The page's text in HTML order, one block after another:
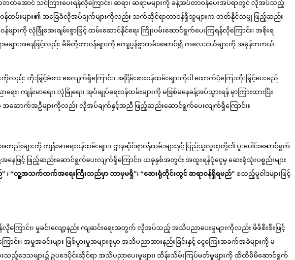
တ်အောင် သင်ကြားပေးရန်လိုကြောင်း၊ ဆရာ၊ ဆရာမများကို ခန့်အပ်တာဝန်ပေးအပ်ရာတွင် လိုအပ်သည့်
ာဝန်ထမ်းများ၏ အခြေခံလိုအပ်ချက်များကိုလည်း သက်ဆိုင်ရာတာဝန်ရှိသူများက တတ်နိုင်သမျှ ဖြည့်ဆည်း
ားကို လုံခြုံအေးချမ်းစွာဖြင့် ထမ်းဆောင်နိုင်ရေး ကြိုးပမ်းဆောင်ရွက်ပေးကြရန်လိုကြောင်း၊ အစိုးရ
မများအနေဖြင့်လည်း မိမိတို့တာဝန်များကို ကျေပွန်စွာထမ်းဆောင်၍ ကလေးငယ်များကို အမှန်တကယ်
းမြှင့်ခံစား စေလျက်ရှိကြောင်း၊ အငြိမ်းစားဝန်ထမ်းများကိုပါ ထောက်ပံ့ကြေးတိုးမြှင့်ပေးမည်
းမာရေး၊ လုံခြုံရေး၊ အုပ်ချုပ်ရေးဝန်ထမ်းများကို မဖြစ်မနေခန့်အပ်သွားရန် မှာကြားထားပြီး
ာ အဆောက်အဦများကိုလည်း လိုအပ်ချက်နှင့်အညီ ဖြည့်ဆည်းဆောင်ရွက်ပေးလျက်ရှိကြောင်း။
ားကို ကျန်းမာရေးဝန်ထမ်းများ၊ ဌာနဆိုင်ရာဝန်ထမ်းများနှင့် ပြည်သူလူထုတို့၏ ပူးပေါင်းဆောင်ရွက်
မိတို့အနေဖြင့် ဖြည့်ဆည်းဆောင်ရွက်ပေးလျက်ရှိကြောင်း၊ ယခုနှစ်အတွင်း အထူးရန်ပုံငွေမှ ဆေးရုံသုံးပစ္စည်းများ
၊ “လူ့အသက်ထက်အရေးကြီးသည်မှာ ဘာမှမရှိ”၊ “ဆေးရုံတိုင်းတွင် ဆရာဝန်ရှိရမည်” စသည့်မူဝါဒများဖြင့်
ြောင်း၊ မှုခင်းလျော့နည်း ကျဆင်းရေးအတွက် လိုအပ်သည့် အသိပညာပေးမှုများကိုလည်း ဖိဖိစီးစီးဖြင့်
မှုအခင်းများ ဖြစ်ပွားမှုအများစုမှာ အသိပညာအားနည်းခြင်းနှင့် ငွေကြေးအခက်အခဲများကို မ
ားသည့်ဒေသများ၌ ဥပဒေပိုင်းဆိုင်ရာ အသိပညာပေးမှုများ၊ ထိန်းသိမ်းကြပ်မတ်မှုများကို ထိထိမိမိဆောင်ရွက်